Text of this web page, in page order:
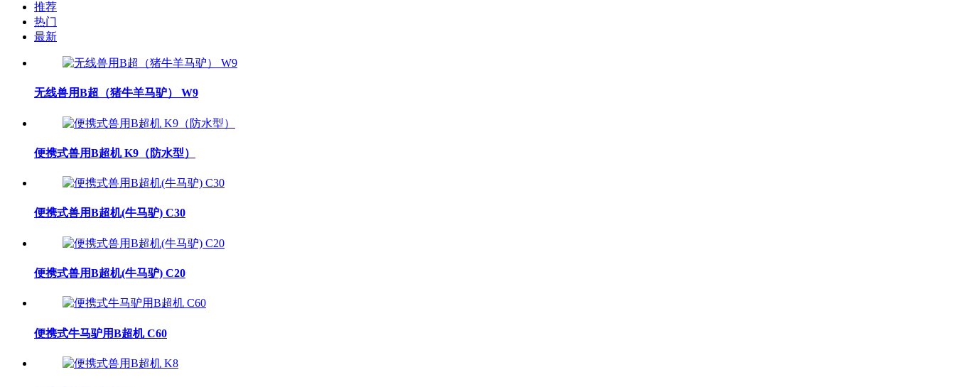
推荐
热门
最新
无线兽用B超（猪牛羊马驴） W9
便携式兽用B超机 K9（防水型）
便携式兽用B超机(牛马驴) C30
便携式兽用B超机(牛马驴) C20
便携式牛马驴用B超机 C60